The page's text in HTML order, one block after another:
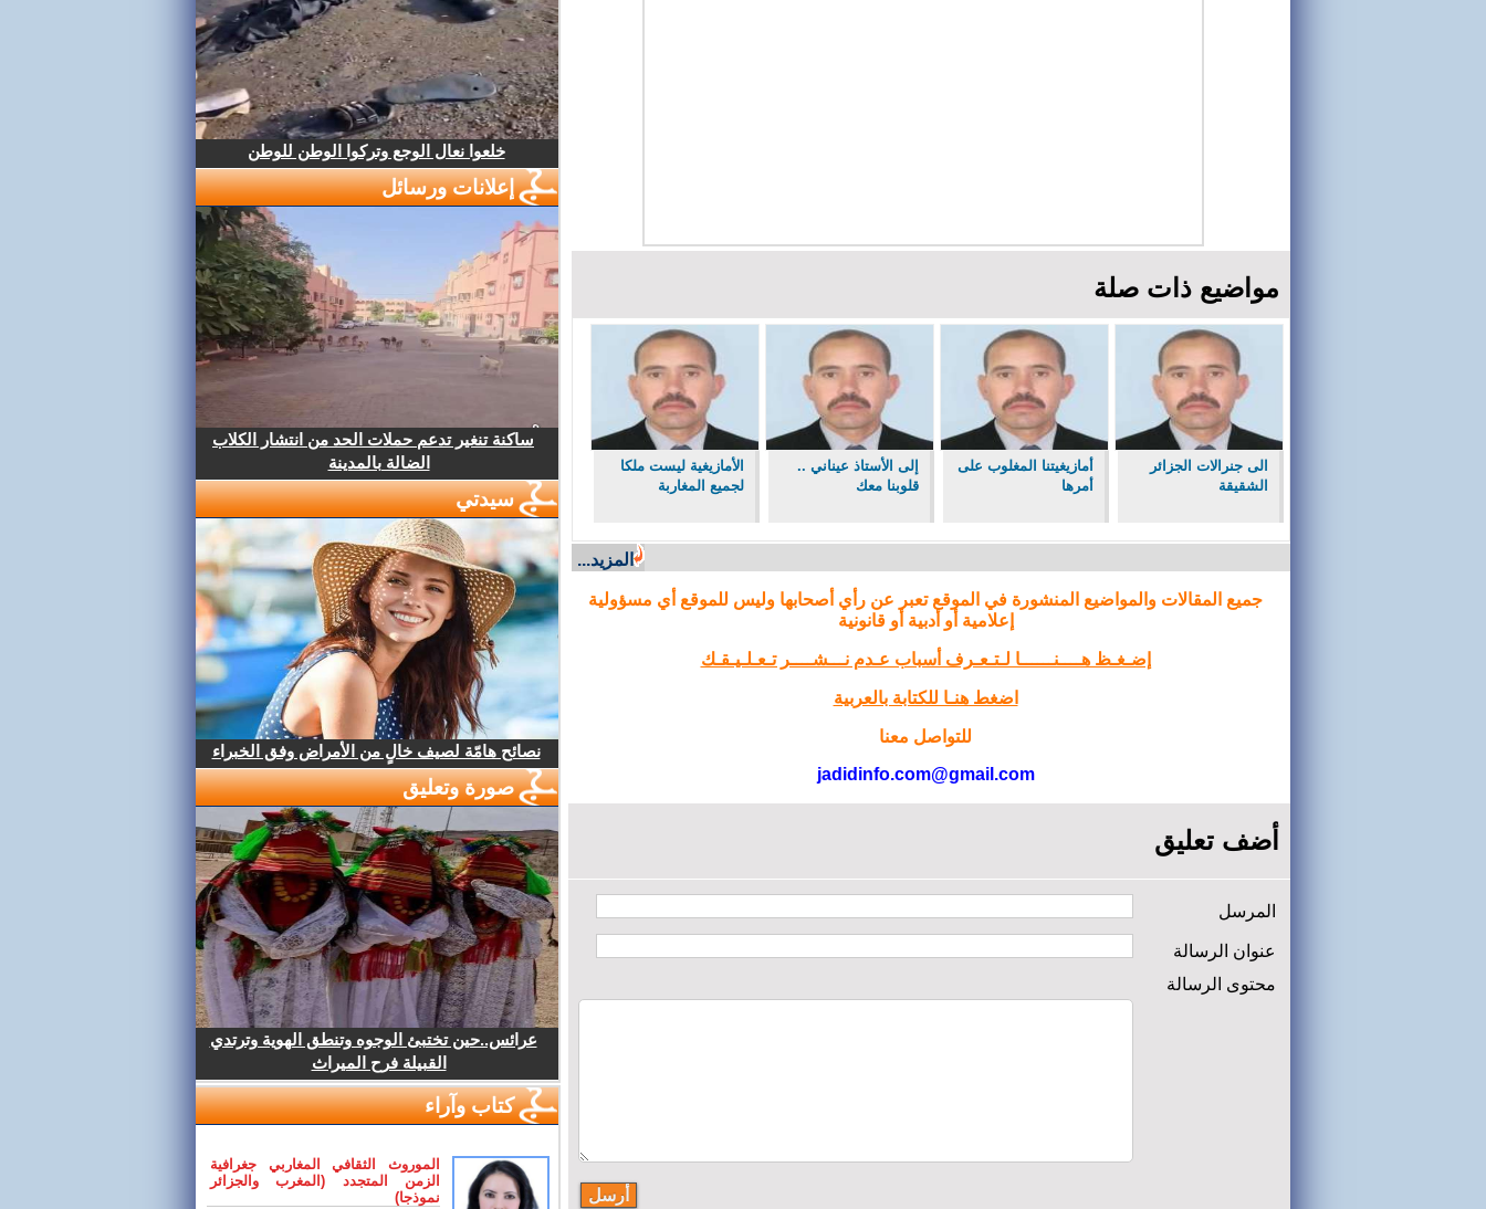
مواضيع ذات صلة
الى جنرالات الجزائر
الشقيقة
أمازيغيتنا المغلوب على
أمرها
إلى الأستاذ عيناني ..
قلوبنا معك
الأمازيغية ليست ملكا
لجميع المغاربة
المزيد...
جميع المقالات والمواضيع المنشورة في الموقع تعبر عن رأي أصحابها وليس للموقع أي مسؤولية
إعلامية أو أدبية أو قانونية
إضـغـظ هــــنــــــا لـتـعـرف أسباب عـدم نـــشــــر تـعـلـيـقـك
اضغط هنـا للكتابة بالعربية
للتواصل معنا
jadidinfo.com@gmail.com
أضف تعليق
المرسل
عنوان الرسالة
محتوى الرسالة
خلعوا نعال الوجع وتركوا الوطن للوطن
إعلانات ورسائل
ساكنة تنغير تدعم حملات الحد من انتشار الكلاب
الضالة بالمدينة
سيدتي
نصائح هامّة لصيف خالٍ من الأمراض وفق الخبراء
صورة وتعليق
عرائس..حين تختبئ الوجوه وتنطق الهوية وترتدي
القبيلة فرح الميراث
كتاب وآراء
الموروث الثقافي المغاربي جغرافية
الزمن المتجدد (المغرب والجزائر
نموذجا)